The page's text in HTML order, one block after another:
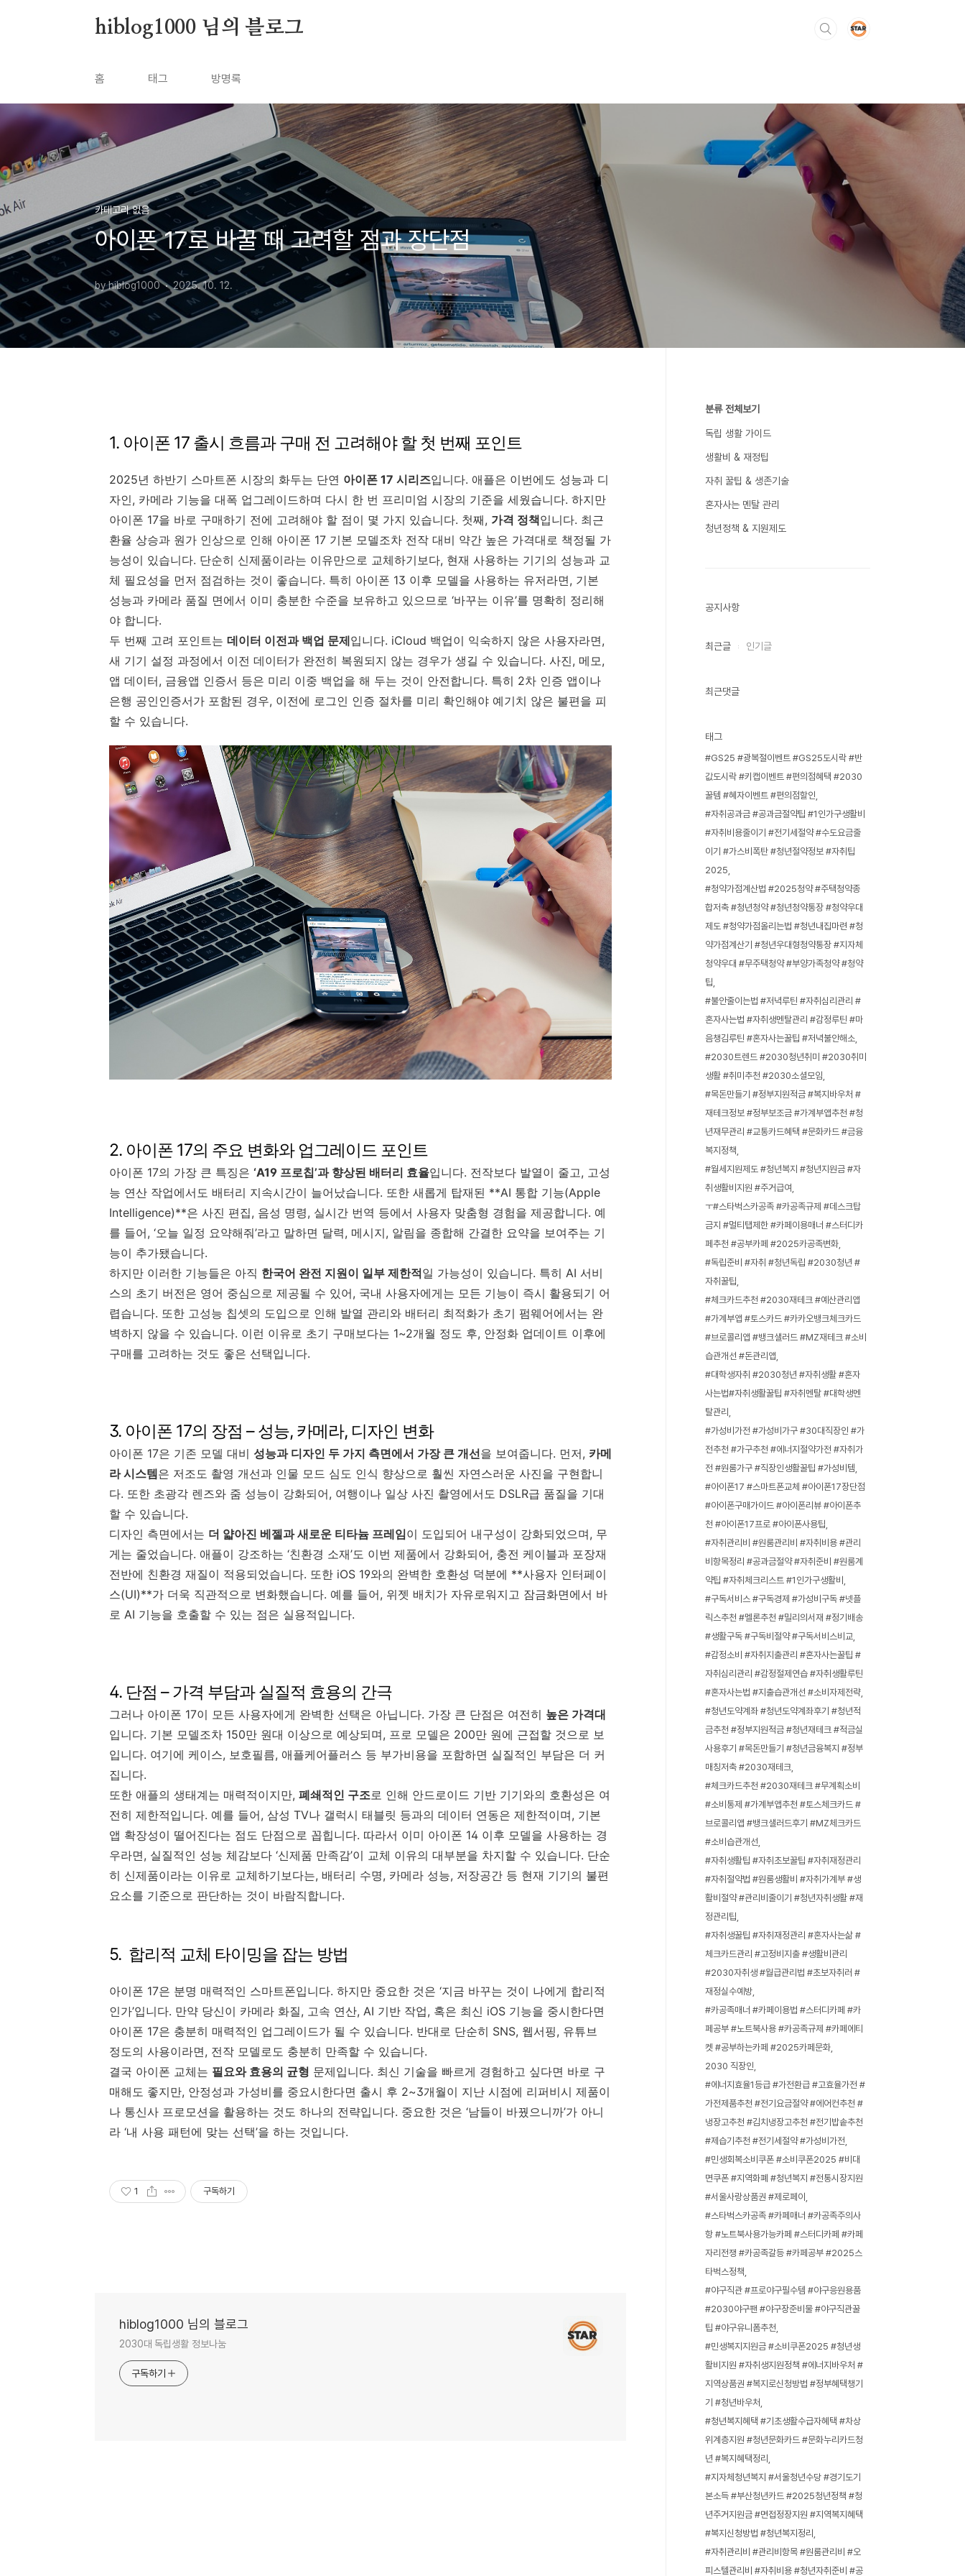
hiblog1000 님의 블로그
홈 태그 방명록
카테고리 없음
아이폰 17로 바꿀 때 고려할 점과 장단점
by hiblog1000 2025. 10. 12.
1. 아이폰 17 출시 흐름과 구매 전 고려해야 할 첫 번째 포인트
2025년 하반기 스마트폰 시장의 화두는 단연 아이폰 17 시리즈입니다. 애플은 이번에도 성능과 디
자인, 카메라 기능을 대폭 업그레이드하며 다시 한 번 프리미엄 시장의 기준을 세웠습니다. 하지만
아이폰 17을 바로 구매하기 전에 고려해야 할 점이 몇 가지 있습니다. 첫째, 가격 정책입니다. 최근
환율 상승과 원가 인상으로 인해 아이폰 17 기본 모델조차 전작 대비 약간 높은 가격대로 책정될 가
능성이 있습니다. 단순히 신제품이라는 이유만으로 교체하기보다, 현재 사용하는 기기의 성능과 교
체 필요성을 먼저 점검하는 것이 좋습니다. 특히 아이폰 13 이후 모델을 사용하는 유저라면, 기본
성능과 카메라 품질 면에서 이미 충분한 수준을 보유하고 있으므로 ‘바꾸는 이유’를 명확히 정리해
야 합니다.
두 번째 고려 포인트는 데이터 이전과 백업 문제입니다. iCloud 백업이 익숙하지 않은 사용자라면,
새 기기 설정 과정에서 이전 데이터가 완전히 복원되지 않는 경우가 생길 수 있습니다. 사진, 메모,
앱 데이터, 금융앱 인증서 등은 미리 이중 백업을 해 두는 것이 안전합니다. 특히 2차 인증 앱이나
은행 공인인증서가 포함된 경우, 이전에 로그인 인증 절차를 미리 확인해야 예기치 않은 불편을 피
할 수 있습니다.
2. 아이폰 17의 주요 변화와 업그레이드 포인트
아이폰 17의 가장 큰 특징은 ‘A19 프로칩’과 향상된 배터리 효율입니다. 전작보다 발열이 줄고, 고성
능 연산 작업에서도 배터리 지속시간이 늘어났습니다. 또한 새롭게 탑재된 **AI 통합 기능(Apple
Intelligence)**은 사진 편집, 음성 명령, 실시간 번역 등에서 사용자 맞춤형 경험을 제공합니다. 예
를 들어, ‘오늘 일정 요약해줘’라고 말하면 달력, 메시지, 알림을 종합해 간결한 요약을 보여주는 기
능이 추가됐습니다.
하지만 이러한 기능들은 아직 한국어 완전 지원이 일부 제한적일 가능성이 있습니다. 특히 AI 서비
스의 초기 버전은 영어 중심으로 제공될 수 있어, 국내 사용자에게는 모든 기능이 즉시 활용되기 어
렵습니다. 또한 고성능 칩셋의 도입으로 인해 발열 관리와 배터리 최적화가 초기 펌웨어에서는 완
벽하지 않을 수 있습니다. 이런 이유로 초기 구매보다는 1~2개월 정도 후, 안정화 업데이트 이후에
구매를 고려하는 것도 좋은 선택입니다.
3. 아이폰 17의 장점 – 성능, 카메라, 디자인 변화
아이폰 17은 기존 모델 대비 성능과 디자인 두 가지 측면에서 가장 큰 개선을 보여줍니다. 먼저, 카메
라 시스템은 저조도 촬영 개선과 인물 모드 심도 인식 향상으로 훨씬 자연스러운 사진을 구현합니
다. 또한 초광각 렌즈와 줌 성능이 강화되어, 여행이나 일상 사진 촬영에서도 DSLR급 품질을 기대
할 수 있습니다.
디자인 측면에서는 더 얇아진 베젤과 새로운 티타늄 프레임이 도입되어 내구성이 강화되었으며, 무
게는 줄었습니다. 애플이 강조하는 ‘친환경 소재’도 이번 제품에서 강화되어, 충전 케이블과 포장재
전반에 친환경 재질이 적용되었습니다. 또한 iOS 19와의 완벽한 호환성 덕분에 **사용자 인터페이
스(UI)**가 더욱 직관적으로 변화했습니다. 예를 들어, 위젯 배치가 자유로워지고 잠금화면에서 바
로 AI 기능을 호출할 수 있는 점은 실용적입니다.
4. 단점 – 가격 부담과 실질적 효용의 간극
그러나 아이폰 17이 모든 사용자에게 완벽한 선택은 아닙니다. 가장 큰 단점은 여전히 높은 가격대
입니다. 기본 모델조차 150만 원대 이상으로 예상되며, 프로 모델은 200만 원에 근접할 것으로 보
입니다. 여기에 케이스, 보호필름, 애플케어플러스 등 부가비용을 포함하면 실질적인 부담은 더 커
집니다.
또한 애플의 생태계는 매력적이지만, 폐쇄적인 구조로 인해 안드로이드 기반 기기와의 호환성은 여
전히 제한적입니다. 예를 들어, 삼성 TV나 갤럭시 태블릿 등과의 데이터 연동은 제한적이며, 기본
앱 확장성이 떨어진다는 점도 단점으로 꼽힙니다. 따라서 이미 아이폰 14 이후 모델을 사용하는 경
우라면, 실질적인 성능 체감보다 ‘신제품 만족감’이 교체 이유의 대부분을 차지할 수 있습니다. 단순
히 신제품이라는 이유로 교체하기보다는, 배터리 수명, 카메라 성능, 저장공간 등 현재 기기의 불편
요소를 기준으로 판단하는 것이 바람직합니다.
5. 합리적 교체 타이밍을 잡는 방법
아이폰 17은 분명 매력적인 스마트폰입니다. 하지만 중요한 것은 ‘지금 바꾸는 것이 나에게 합리적
인가’입니다. 만약 당신이 카메라 화질, 고속 연산, AI 기반 작업, 혹은 최신 iOS 기능을 중시한다면
아이폰 17은 충분히 매력적인 업그레이드가 될 수 있습니다. 반대로 단순히 SNS, 웹서핑, 유튜브
정도의 사용이라면, 전작 모델로도 충분히 만족할 수 있습니다.
결국 아이폰 교체는 필요와 효용의 균형 문제입니다. 최신 기술을 빠르게 경험하고 싶다면 바로 구
매해도 좋지만, 안정성과 가성비를 중요시한다면 출시 후 2~3개월이 지난 시점에 리퍼비시 제품이
나 통신사 프로모션을 활용하는 것도 하나의 전략입니다. 중요한 것은 ‘남들이 바꿨으니까’가 아니
라 ‘내 사용 패턴에 맞는 선택’을 하는 것입니다.
1 구독하기
hiblog1000 님의 블로그
2030대 독립생활 정보나눔
구독하기
분류 전체보기
독립 생활 가이드
생활비 & 재정팁
자취 꿀팁 & 생존기술
혼자사는 멘탈 관리
청년정책 & 지원제도
공지사항
최근글 인기글
최근댓글
태그
#GS25 #광복절이벤트 #GS25도시락 #반
값도시락 #키캡이벤트 #편의점혜택 #2030
꿀템 #혜자이벤트 #편의점할인
#자취공과금 #공과금절약팁 #1인가구생활비
#자취비용줄이기 #전기세절약 #수도요금줄
이기 #가스비폭탄 #청년절약정보 #자취팁
2025
#청약가점계산법 #2025청약 #주택청약종
합저축 #청년청약 #청년청약통장 #청약우대
제도 #청약가점올리는법 #청년내집마련 #청
약가점계산기 #청년우대형청약통장 #지자체
청약우대 #무주택청약 #부양가족청약 #청약
팁
#불안줄이는법 #저녁루틴 #자취심리관리 #
혼자사는법 #자취생멘탈관리 #감정루틴 #마
음챙김루틴 #혼자사는꿀팁 #저녁불안해소
#2030트렌드 #2030청년취미 #2030취미
생활 #취미추천 #2030소셜모임
#목돈만들기 #정부지원적금 #복지바우처 #
재테크정보 #정부보조금 #가계부앱추천 #청
년재무관리 #교통카드혜택 #문화카드 #금융
복지정책
#월세지원제도 #청년복지 #청년지원금 #자
취생활비지원 #주거급여
ㅜ#스타벅스카공족 #카공족규제 #데스크탑
금지 #멀티탭제한 #카페이용매너 #스터디카
페추천 #공부카페 #2025카공족변화
#독립준비 #자취 #청년독립 #2030청년 #
자취꿀팁
#체크카드추천 #2030재테크 #예산관리앱
#가계부앱 #토스카드 #카카오뱅크체크카드
#브로콜리앱 #뱅크샐러드 #MZ재테크 #소비
습관개선 #돈관리앱
#대학생자취 #2030청년 #자취생활 #혼자
사는법#자취생활꿀팁 #자취멘탈 #대학생멘
탈관리
#가성비가전 #가성비가구 #30대직장인 #가
전추천 #가구추천 #에너지절약가전 #자취가
전 #원룸가구 #직장인생활꿀팁 #가성비템
#아이폰17 #스마트폰교체 #아이폰17장단점
#아이폰구매가이드 #아이폰리뷰 #아이폰추
천 #아이폰17프로 #아이폰사용팁
#자취관리비 #원룸관리비 #자취비용 #관리
비항목정리 #공과금절약 #자취준비 #원룸계
약팁 #자취체크리스트 #1인가구생활비
#구독서비스 #구독경제 #가성비구독 #넷플
릭스추천 #멜론추천 #밀리의서재 #정기배송
#생활구독 #구독비절약 #구독서비스비교
#감정소비 #자취지출관리 #혼자사는꿀팁 #
자취심리관리 #감정절제연습 #자취생활루틴
#혼자사는법 #지출습관개선 #소비자제전략
#청년도약계좌 #청년도약계좌후기 #청년적
금추천 #정부지원적금 #청년재테크 #적금실
사용후기 #목돈만들기 #청년금융복지 #정부
매칭저축 #2030재테크
#체크카드추천 #2030재테크 #무계획소비
#소비통제 #가계부앱추천 #토스체크카드 #
브로콜리앱 #뱅크샐러드후기 #MZ체크카드
#소비습관개선
#자취생활팁 #자취초보꿀팁 #자취재정관리
#자취절약법 #원룸생활비 #자취가계부 #생
활비절약 #관리비줄이기 #청년자취생활 #재
정관리팁
#자취생꿀팁 #자취재정관리 #혼자사는삶 #
체크카드관리 #고정비지출 #생활비관리
#2030자취생 #월급관리법 #초보자취러 #
재정실수예방
#카공족매너 #카페이용법 #스터디카페 #카
페공부 #노트북사용 #카공족규제 #카페에티
켓 #공부하는카페 #2025카페문화
2030 직장인
#에너지효율1등급 #가전환급 #고효율가전 #
가전제품추천 #전기요금절약 #에어컨추천 #
냉장고추천 #김치냉장고추천 #전기밥솥추천
#제습기추천 #전기세절약 #가성비가전
#민생회복소비쿠폰 #소비쿠폰2025 #비대
면쿠폰 #지역화폐 #청년복지 #전통시장지원
#서울사랑상품권 #제로페이
#스타벅스카공족 #카페매너 #카공족주의사
항 #노트북사용가능카페 #스터디카페 #카페
자리전쟁 #카공족갈등 #카페공부 #2025스
타벅스정책
#야구직관 #프로야구필수템 #야구응원용품
#2030야구팬 #야구장준비물 #야구직관꿀
팁 #야구유니폼추천
#민생복지지원금 #소비쿠폰2025 #청년생
활비지원 #자취생지원정책 #에너지바우처 #
지역상품권 #복지로신청방법 #정부혜택챙기
기 #청년바우처
#청년복지혜택 #기초생활수급자혜택 #차상
위계층지원 #청년문화카드 #문화누리카드청
년 #복지혜택정리
#지자체청년복지 #서울청년수당 #경기도기
본소득 #부산청년카드 #2025청년정책 #청
년주거지원금 #면접정장지원 #지역복지혜택
#복지신청방법 #청년복지정리
#자취관리비 #관리비항목 #원룸관리비 #오
피스텔관리비 #자취비용 #청년자취준비 #공